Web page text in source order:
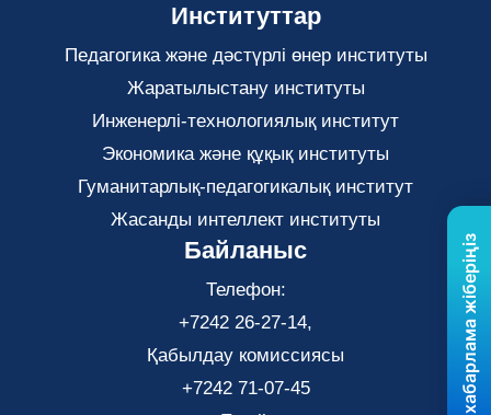
Институттар
Педагогика және дәстүрлі өнер институты
Жаратылыстану институты
Инженерлі-технологиялық институт
Экономика және құқық институты
Гуманитарлық-педагогикалық институт
Жасанды интеллект институты
Байланыс
Телефон:
+7242 26-27-14,
Қабылдау комиссиясы
+7242 71-07-45
Бізге хабарлама жіберіңіз